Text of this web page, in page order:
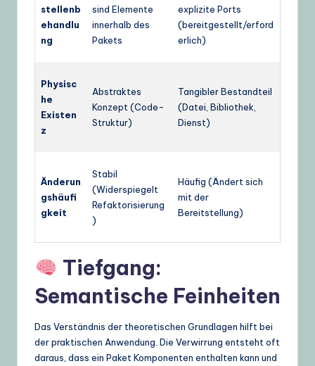
stellenb
ehandlu
ng
sind Elemente
innerhalb des
Pakets
explizite Ports
(bereitgestellt/erford
erlich)
Physisc
he
Existen
z
Abstraktes
Konzept (Code-
Struktur)
Tangibler Bestandteil
(Datei, Bibliothek,
Dienst)
Änderun
gshäufi
gkeit
Stabil
(Widerspiegelt
Refaktorisierung
)
Häufig (Ändert sich
mit der
Bereitstellung)
Tiefgang:
Semantische Feinheiten
Das Verständnis der theoretischen Grundlagen hilft bei
der praktischen Anwendung. Die Verwirrung entsteht oft
daraus, dass ein Paket Komponenten enthalten kann und